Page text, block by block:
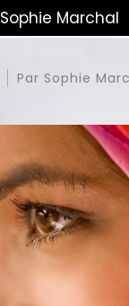
Sophie Marchal
Par Sophie